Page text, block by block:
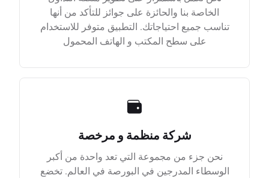
الخاصة بنا والحائزة على جوائز للتأكد من أنها
تناسب جميع احتياجاتك. التطبيق متوفر للاستخدام
على سطح المكتب و الهاتف المحمول
شركة منظمة و مرخصة
نحن جزء من مجموعة التي تعد واحدة من أكبر
الوسطاء المدرجين في البورصة في العالم. تخضع